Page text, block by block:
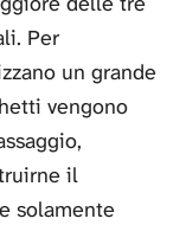
Per
un grande
vengono
il
solamente